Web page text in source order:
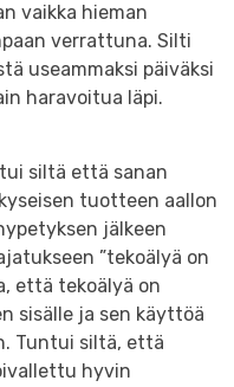
vaikka hieman
verrattuna. Silti
useammaksi päiväksi
haravoitua läpi.
siltä että sanan
tuotteen aallon
jälkeen
”tekoälyä on
että tekoälyä on
sisälle ja sen käyttöä
Tuntui siltä, että
hyvin